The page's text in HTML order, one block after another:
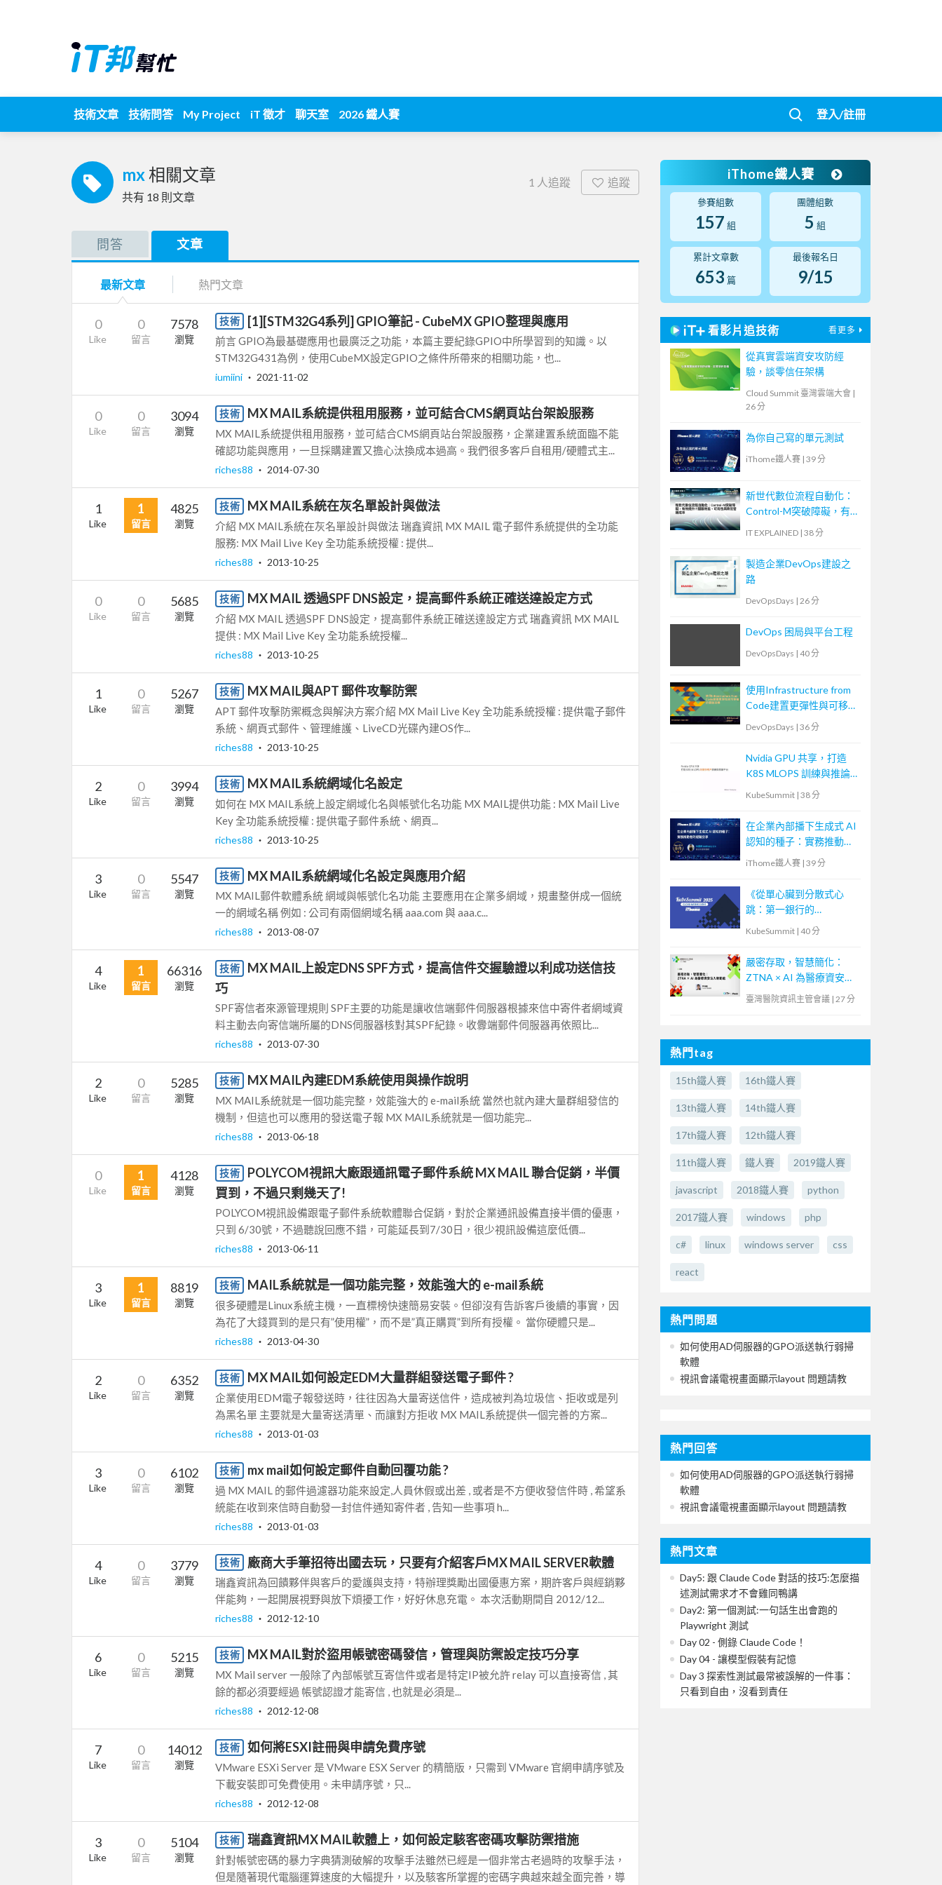
技術文章 技術問答 My Project iT 徵才 聊天室 2026 鐵人賽 登入/註冊
mx 相關文章
共有 18 則文章
1 人追蹤 追蹤
問答 文章
最新文章 熱門文章
0
Like
0
留言
7578
瀏覽
技術 [1][STM32G4系列] GPIO筆記 - CubeMX GPIO整理與應用
前言 GPIO為最基礎應用也最廣泛之功能，本篇主要紀錄GPIO中所學習到的知識。以
STM32G431為例，使用CubeMX設定GPIO之條件所帶來的相關功能，也...
iumiini ‧ 2021-11-02
0
Like
0
留言
3094
瀏覽
技術 MX MAIL系統提供租用服務，並可結合CMS網頁站台架設服務
MX MAIL系統提供租用服務，並可結合CMS網頁站台架設服務，企業建置系統面臨不能
確認功能與應用，一旦採購建置又擔心汰換成本過高。我們很多客戶自租用/硬體式主...
riches88 ‧ 2014-07-30
1
Like
1
留言
4825
瀏覽
技術 MX MAIL系統在灰名單設計與做法
介紹 MX MAIL系統在灰名單設計與做法 瑞鑫資訊 MX MAIL 電子郵件系統提供的全功能
服務: MX Mail Live Key 全功能系統授權 : 提供...
riches88 ‧ 2013-10-25
0
Like
0
留言
5685
瀏覽
技術 MX MAIL 透過SPF DNS設定，提高郵件系統正確送達設定方式
介紹 MX MAIL 透過SPF DNS設定，提高郵件系統正確送達設定方式 瑞鑫資訊 MX MAIL
提供 : MX Mail Live Key 全功能系統授權...
riches88 ‧ 2013-10-25
1
Like
0
留言
5267
瀏覽
技術 MX MAIL與APT 郵件攻擊防禦
APT 郵件攻擊防禦概念與解決方案介紹 MX Mail Live Key 全功能系統授權 : 提供電子郵件
系統、網頁式郵件、管理維護、LiveCD光碟內建OS作...
riches88 ‧ 2013-10-25
2
Like
0
留言
3994
瀏覽
技術 MX MAIL系統網域化名設定
如何在 MX MAIL系統上設定網域化名與帳號化名功能 MX MAIL提供功能 : MX Mail Live
Key 全功能系統授權 : 提供電子郵件系統、網頁...
riches88 ‧ 2013-10-25
3
Like
0
留言
5547
瀏覽
技術 MX MAIL系統網域化名設定與應用介紹
MX MAIL郵件軟體系統 網域與帳號化名功能 主要應用在企業多網域，規畫整併成一個統
一的網域名稱 例如 : 公司有兩個網域名稱 aaa.com 與 aaa.c...
riches88 ‧ 2013-08-07
4
Like
1
留言
66316
瀏覽
技術
MX MAIL上設定DNS SPF方式，提高信件交握驗證以利成功送信技
巧
SPF寄信者來源管理規則 SPF主要的功能是讓收信端郵件伺服器根據來信中寄件者網域資
料主動去向寄信端所屬的DNS伺服器核對其SPF紀錄。收釁端郵件伺服器再依照比...
riches88 ‧ 2013-07-30
2
Like
0
留言
5285
瀏覽
技術 MX MAIL內建EDM系統使用與操作說明
MX MAIL系統就是一個功能完整，效能強大的 e-mail系統 當然也就內建大量群組發信的
機制，但這也可以應用的發送電子報 MX MAIL系統就是一個功能完...
riches88 ‧ 2013-06-18
0
Like
1
留言
4128
瀏覽
技術
POLYCOM視訊大廠跟通訊電子郵件系統 MX MAIL 聯合促銷，半價
買到，不過只剩幾天了!
POLYCOM視訊設備跟電子郵件系統軟體聯合促銷，對於企業通訊設備直接半價的優惠，
只到 6/30號，不過聽說回應不錯，可能延長到7/30日，很少視訊設備這麼低價...
riches88 ‧ 2013-06-11
3
Like
1
留言
8819
瀏覽
技術 MAIL系統就是一個功能完整，效能強大的 e-mail系統
很多硬體是Linux系統主機，一直標榜快速簡易安裝。但卻沒有告訴客戶後續的事實，因
為花了大錢買到的是只有”使用權”，而不是”真正購買”到所有授權。 當你硬體只是...
riches88 ‧ 2013-04-30
2
Like
0
留言
6352
瀏覽
技術 MX MAIL如何設定EDM大量群組發送電子郵件 ?
企業使用EDM電子報發送時，往往因為大量寄送信件，造成被判為垃圾信、拒收或是列
為黑名單 主要就是大量寄送清單、而讓對方拒收 MX MAIL系統提供一個完善的方案...
riches88 ‧ 2013-01-03
3
Like
0
留言
6102
瀏覽
技術 mx mail如何設定郵件自動回覆功能 ?
過 MX MAIL 的郵件過濾器功能來設定,人員休假或出差 , 或者是不方便收發信件時 , 希望系
統能在收到來信時自動發一封信件通知寄件者 , 告知一些事項 h...
riches88 ‧ 2013-01-03
4
Like
0
留言
3779
瀏覽
技術 廠商大手筆招待出國去玩，只要有介紹客戶MX MAIL SERVER軟體
瑞鑫資訊為回饋夥伴與客戶的愛護與支持，特辦理獎勵出國優惠方案，期許客戶與經銷夥
伴能夠，一起開展視野與放下煩擾工作，好好休息充電。 本次活動期間自 2012/12...
riches88 ‧ 2012-12-10
6
Like
0
留言
5215
瀏覽
技術 MX MAIL對於盜用帳號密碼發信，管理與防禦設定技巧分享
MX Mail server 一般除了內部帳號互寄信件或者是特定IP被允許 relay 可以直接寄信 , 其
餘的都必須要經過 帳號認證才能寄信 , 也就是必須是...
riches88 ‧ 2012-12-08
7
Like
0
留言
14012
瀏覽
技術 如何將ESXI註冊與申請免費序號
VMware ESXi Server 是 VMware ESX Server 的精簡版，只需到 VMware 官網申請序號及
下載安裝即可免費使用。未申請序號，只...
riches88 ‧ 2012-12-08
3
Like
0
留言
5104
瀏覽
技術 瑞鑫資訊MX MAIL軟體上，如何設定駭客密碼攻擊防禦措施
針對帳號密碼的暴力字典猜測破解的攻擊手法雖然已經是一個非常古老過時的攻擊手法，
但是隨著現代電腦運算速度的大幅提升，以及駭客所掌握的密碼字典越來越全面完善，導
iThome鐵人賽
參賽組數
157 組
團體組數
5 組
累計文章數
653 篇
最後報名日
9/15
看影片追技術 看更多
從真實雲端資安攻防經
驗，談零信任架構
Cloud Summit 臺灣雲端大會 |
26 分
為你自己寫的單元測試
iThome鐵人賽 | 39 分
新世代數位流程自動化：
Control-M突破障礙，有
效提升IT服務效能、可用
IT EXPLAINED | 38 分
製造企業DevOps建設之
路
DevOpsDays | 26 分
DevOps 困局與平台工程
DevOpsDays | 40 分
使用Infrastructure from
Code建置更彈性與可移植
DevOpsDays | 36 分
Nvidia GPU 共享，打造
K8S MLOPS 訓練與推論
KubeSummit | 38 分
在企業內部播下生成式 AI
認知的種子：實務推動者
的經驗分享
iThome鐵人賽 | 39 分
《從單心臟到分散式心
跳：第一銀行的
Kubernetes 核心轉型實
KubeSummit | 40 分
嚴密存取，智慧簡化：
ZTNA × AI 為醫療資安注
入新動能
臺灣醫院資訊主管會議 | 27 分
熱門tag
15th鐵人賽 16th鐵人賽
13th鐵人賽 14th鐵人賽
17th鐵人賽 12th鐵人賽
11th鐵人賽 鐵人賽 2019鐵人賽
javascript 2018鐵人賽 python
2017鐵人賽 windows php
c# linux windows server css
react
熱門問題
如何使用AD伺服器的GPO派送執行弱掃
軟體
視訊會議電視畫面顯示layout 問題請教
熱門回答
如何使用AD伺服器的GPO派送執行弱掃
軟體
視訊會議電視畫面顯示layout 問題請教
熱門文章
Day5: 跟 Claude Code 對話的技巧:怎麼描
述測試需求才不會雞同鴨講
Day2: 第一個測試:一句話生出會跑的
Playwright 測試
Day 02 - 側錄 Claude Code！
Day 04 - 讓模型假裝有記憶
Day 3 探索性測試最常被誤解的一件事：
只看到自由，沒看到責任